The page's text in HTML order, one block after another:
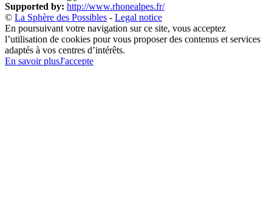
Supported by:
© La Sphère des Possibles - Legal notice
En poursuivant votre navigation sur ce site, vous acceptez
l’utilisation de cookies pour vous proposer des contenus et services
adaptés à vos centres d’intérêts.
En savoir plusJ'accepte